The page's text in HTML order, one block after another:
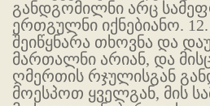
განდგომილნი არც
ერთგულნი იქნებიანო.
შეიწყნარა თხოვნა და
მართალნი არიან, და
ღმერთის რჯულისგან
მოესპოთ ყველგან, მის